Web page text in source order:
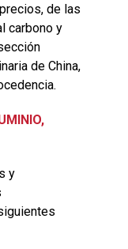
de las
carbono y
de China,
y